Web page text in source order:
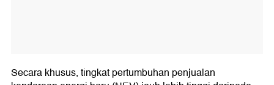
Secara khusus, tingkat pertumbuhan penjualan